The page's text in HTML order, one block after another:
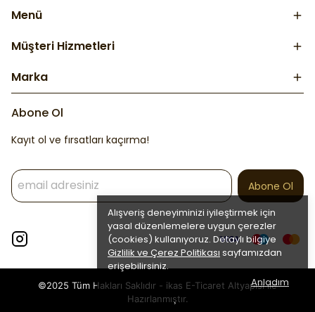
Alışveriş deneyiminizi iyileştirmek için
yasal düzenlemelere uygun çerezler
(cookies) kullanıyoruz. Detaylı bilgiye
Gizlilik ve Çerez Politikası sayfamızdan
erişebilirsiniz.
Anladım
Menü
Müşteri Hizmetleri
Marka
Abone Ol
Kayıt ol ve fırsatları kaçırma!
Abone Ol
©2025 Tüm Hakları Saklıdır - ikas E-Ticaret Altyapısı ile
Hazırlanmıştır.